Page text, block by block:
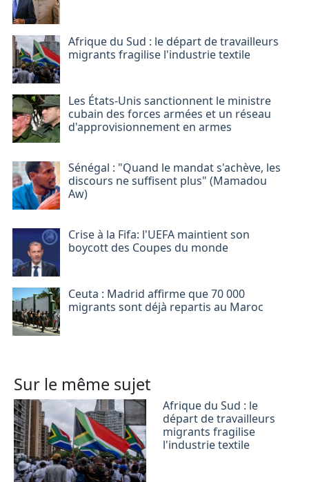
Afrique du Sud : le départ de travailleurs
migrants fragilise l'industrie textile
Les États-Unis sanctionnent le ministre
cubain des forces armées et un réseau
d'approvisionnement en armes
Sénégal : "Quand le mandat s'achève, les
discours ne suffisent plus" (Mamadou
Aw)
Crise à la Fifa: l'UEFA maintient son
boycott des Coupes du monde
Ceuta : Madrid affirme que 70 000
migrants sont déjà repartis au Maroc
Sur le même sujet
Afrique du Sud : le
départ de travailleurs
migrants fragilise
l'industrie textile